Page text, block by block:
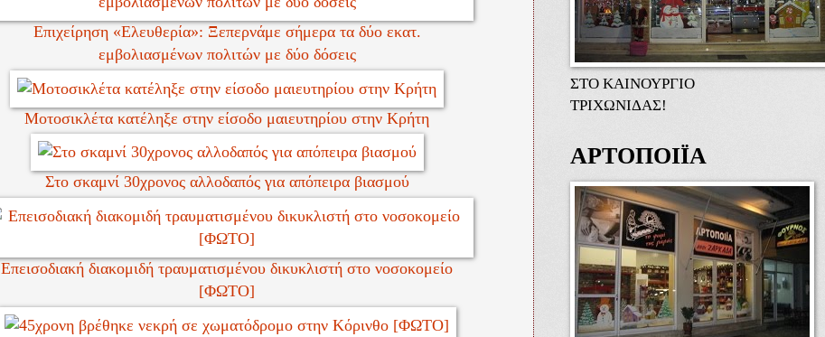
Επιχείρηση «Ελευθερία»: Ξεπερνάμε σήμερα τα δύο εκατ.
εμβολιασμένων πολιτών με δύο δόσεις
Μοτοσικλέτα κατέληξε στην είσοδο μαιευτηρίου στην Κρήτη
Στο σκαμνί 30χρονος αλλοδαπός για απόπειρα βιασμού
Επεισοδιακή διακομιδή τραυματισμένου δικυκλιστή στο νοσοκομείο
[ΦΩΤΟ]
ΣΤΟ ΚΑΙΝΟΥΡΓΙΟ
ΤΡΙΧΩΝΙΔΑΣ!
ΑΡΤΟΠΟΙΪΑ